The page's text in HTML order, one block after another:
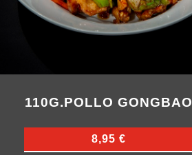
110G.POLLO GONGBAO
8,95 €